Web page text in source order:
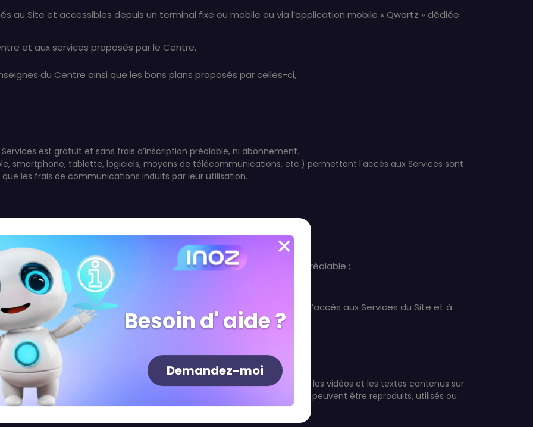
au Site et accessibles depuis un terminal fixe ou mobile ou via l’application mobile « Qwartz » dédiée
et aux services proposés par le Centre,
du Centre ainsi que les bons plans proposés par celles-ci,
est gratuit et sans frais d’inscription préalable, ni abonnement.
smartphone, tablette, logiciels, moyens de télécommunications, etc.) permettant l'accès aux Services sont
les frais de communications induits par leur utilisation.
s'engage à :
droits des tiers et les dispositions des Conditions d'Utilisation ;
d’autres personnes sans avoir obtenu leur consentement préalable ;
et de toutes entités du Groupe ALTAREA COGEDIM ;
aux contenus fournis par la Société ;
personnelles ainsi qu’à toute information nécessaire à l’accès aux Services du Site et à
les logos, les graphismes, les dessins, les photographies, les animations, les vidéos et les textes contenus sur
la propriété exclusive de la Société ou de leurs titulaires respectifs et ne peuvent être reproduits, utilisés ou
ou de ses partenaires, sous peine de poursuites judiciaires.
Besoin d' aide ?
Demandez-moi